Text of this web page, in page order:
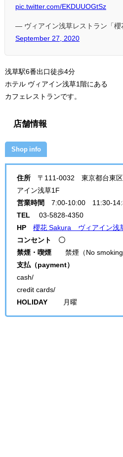
pic.twitter.com/EKDUUOGtSz
— ヴィアイン浅草レストラン「
September 27, 2020
浅草駅6番出口徒歩4分
ホテル ヴィアイン浅草1階にある
カフェレストランです。
店舗情報
Shop info
住所 〒111-0032 東京都台東
アイン浅草1F
営業時間
7:00-10:00 11:30-
TEL
03-5828-4350
HP 櫻花 Sakura ヴィアイン浅
コンセント 〇
禁煙・喫煙 禁煙（No smoking
支払（payment）
cash/
credit cards/
HOLIDAY 月曜